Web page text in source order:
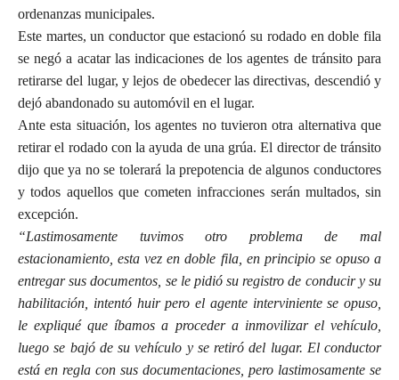
ordenanzas municipales.
Este martes, un conductor que estacionó su rodado en doble fila
se negó a acatar las indicaciones de los agentes de tránsito para
retirarse del lugar, y lejos de obedecer las directivas, descendió y
dejó abandonado su automóvil en el lugar.
Ante esta situación, los agentes no tuvieron otra alternativa que
retirar el rodado con la ayuda de una grúa. El director de tránsito
dijo que ya no se tolerará la prepotencia de algunos conductores
y todos aquellos que cometen infracciones serán multados, sin
excepción.
“Lastimosamente tuvimos otro problema de mal
estacionamiento, esta vez en doble fila, en principio se opuso a
entregar sus documentos, se le pidió su registro de conducir y su
habilitación, intentó huir pero el agente interviniente se opuso,
le expliqué que íbamos a proceder a inmovilizar el vehículo,
luego se bajó de su vehículo y se retiró del lugar. El conductor
está en regla con sus documentaciones, pero lastimosamente se